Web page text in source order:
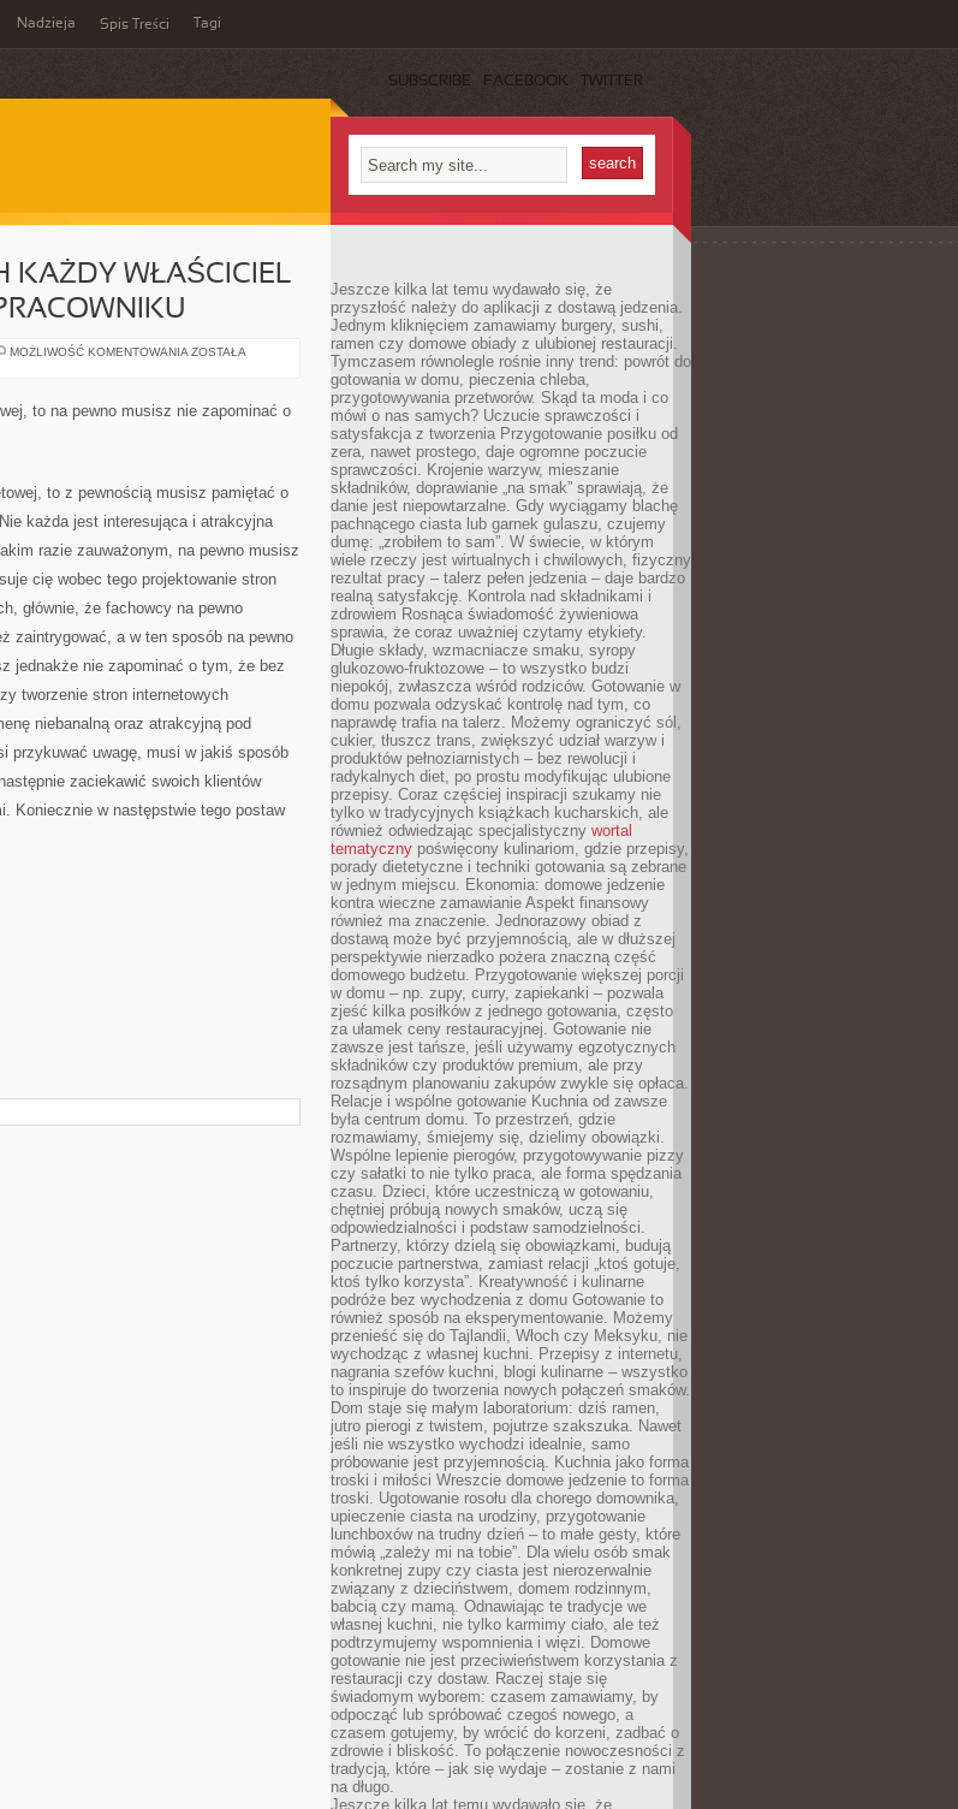
Nadzieja Spis Treści Tagi
SUBSCRIBE FACEBOOK TWITTER
KAŻDY WŁAŚCICIEL
MOŻLIWOŚĆ KOMENTOWANIA W
WŁAŚCICIEL
ZAKŁADU
ZOSTAŁA
to na pewno musisz nie zapominać o
to z pewnością musisz pamiętać o
każda jest interesująca i atrakcyjna
razie zauważonym, na pewno musisz
cię wobec tego projektowanie stron
głównie, że fachowcy na pewno
zaintrygować, a w ten sposób na pewno
jednakże nie zapominać o tym, że bez
tworzenie stron internetowych
niebanalną oraz atrakcyjną pod
przykuwać uwagę, musi w jakiś sposób
zaciekawić swoich klientów
Koniecznie w następstwie tego postaw
Jeszcze kilka lat temu wydawało się, że
przyszłość należy do aplikacji z dostawą jedzenia.
Jednym kliknięciem zamawiamy burgery, sushi,
ramen czy domowe obiady z ulubionej restauracji.
Tymczasem równolegle rośnie inny trend: powrót do
gotowania w domu, pieczenia chleba,
przygotowywania przetworów. Skąd ta moda i co
mówi o nas samych? Uczucie sprawczości i
satysfakcja z tworzenia Przygotowanie posiłku od
zera, nawet prostego, daje ogromne poczucie
sprawczości. Krojenie warzyw, mieszanie
składników, doprawianie „na smak” sprawiają, że
danie jest niepowtarzalne. Gdy wyciągamy blachę
pachnącego ciasta lub garnek gulaszu, czujemy
dumę: „zrobiłem to sam”. W świecie, w którym
wiele rzeczy jest wirtualnych i chwilowych, fizyczny
rezultat pracy – talerz pełen jedzenia – daje bardzo
realną satysfakcję. Kontrola nad składnikami i
zdrowiem Rosnąca świadomość żywieniowa
sprawia, że coraz uważniej czytamy etykiety.
Długie składy, wzmacniacze smaku, syropy
glukozowo-fruktozowe – to wszystko budzi
niepokój, zwłaszcza wśród rodziców. Gotowanie w
domu pozwala odzyskać kontrolę nad tym, co
naprawdę trafia na talerz. Możemy ograniczyć sól,
cukier, tłuszcz trans, zwiększyć udział warzyw i
produktów pełnoziarnistych – bez rewolucji i
radykalnych diet, po prostu modyfikując ulubione
przepisy. Coraz częściej inspiracji szukamy nie
tylko w tradycyjnych książkach kucharskich, ale
również odwiedzając specjalistyczny wortal
tematyczny poświęcony kulinariom, gdzie przepisy,
porady dietetyczne i techniki gotowania są zebrane
w jednym miejscu. Ekonomia: domowe jedzenie
kontra wieczne zamawianie Aspekt finansowy
również ma znaczenie. Jednorazowy obiad z
dostawą może być przyjemnością, ale w dłuższej
perspektywie nierzadko pożera znaczną część
domowego budżetu. Przygotowanie większej porcji
w domu – np. zupy, curry, zapiekanki – pozwala
zjeść kilka posiłków z jednego gotowania, często
za ułamek ceny restauracyjnej. Gotowanie nie
zawsze jest tańsze, jeśli używamy egzotycznych
składników czy produktów premium, ale przy
rozsądnym planowaniu zakupów zwykle się opłaca.
Relacje i wspólne gotowanie Kuchnia od zawsze
była centrum domu. To przestrzeń, gdzie
rozmawiamy, śmiejemy się, dzielimy obowiązki.
Wspólne lepienie pierogów, przygotowywanie pizzy
czy sałatki to nie tylko praca, ale forma spędzania
czasu. Dzieci, które uczestniczą w gotowaniu,
chętniej próbują nowych smaków, uczą się
odpowiedzialności i podstaw samodzielności.
Partnerzy, którzy dzielą się obowiązkami, budują
poczucie partnerstwa, zamiast relacji „ktoś gotuje,
ktoś tylko korzysta”. Kreatywność i kulinarne
podróże bez wychodzenia z domu Gotowanie to
również sposób na eksperymentowanie. Możemy
przenieść się do Tajlandii, Włoch czy Meksyku, nie
wychodząc z własnej kuchni. Przepisy z internetu,
nagrania szefów kuchni, blogi kulinarne – wszystko
to inspiruje do tworzenia nowych połączeń smaków.
Dom staje się małym laboratorium: dziś ramen,
jutro pierogi z twistem, pojutrze szakszuka. Nawet
jeśli nie wszystko wychodzi idealnie, samo
próbowanie jest przyjemnością. Kuchnia jako forma
troski i miłości Wreszcie domowe jedzenie to forma
troski. Ugotowanie rosołu dla chorego domownika,
upieczenie ciasta na urodziny, przygotowanie
lunchboxów na trudny dzień – to małe gesty, które
mówią „zależy mi na tobie”. Dla wielu osób smak
konkretnej zupy czy ciasta jest nierozerwalnie
związany z dzieciństwem, domem rodzinnym,
babcią czy mamą. Odnawiając te tradycje we
własnej kuchni, nie tylko karmimy ciało, ale też
podtrzymujemy wspomnienia i więzi. Domowe
gotowanie nie jest przeciwieństwem korzystania z
restauracji czy dostaw. Raczej staje się
świadomym wyborem: czasem zamawiamy, by
odpocząć lub spróbować czegoś nowego, a
czasem gotujemy, by wrócić do korzeni, zadbać o
zdrowie i bliskość. To połączenie nowoczesności z
tradycją, które – jak się wydaje – zostanie z nami
na długo.
Jeszcze kilka lat temu wydawało się, że